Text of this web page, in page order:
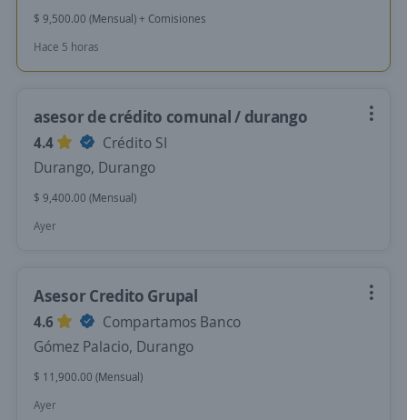
$ 9,500.00 (Mensual) + Comisiones
Hace 5 horas
asesor de crédito comunal / durango
4.4
Crédito SI
Durango, Durango
$ 9,400.00 (Mensual)
Ayer
Asesor Credito Grupal
4.6
Compartamos Banco
Gómez Palacio, Durango
$ 11,900.00 (Mensual)
Ayer